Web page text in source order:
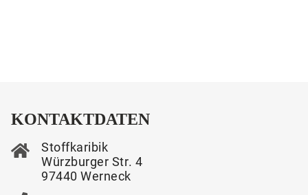
KONTAKTDATEN
Stoffkaribik
Würzburger Str. 4
97440 Werneck